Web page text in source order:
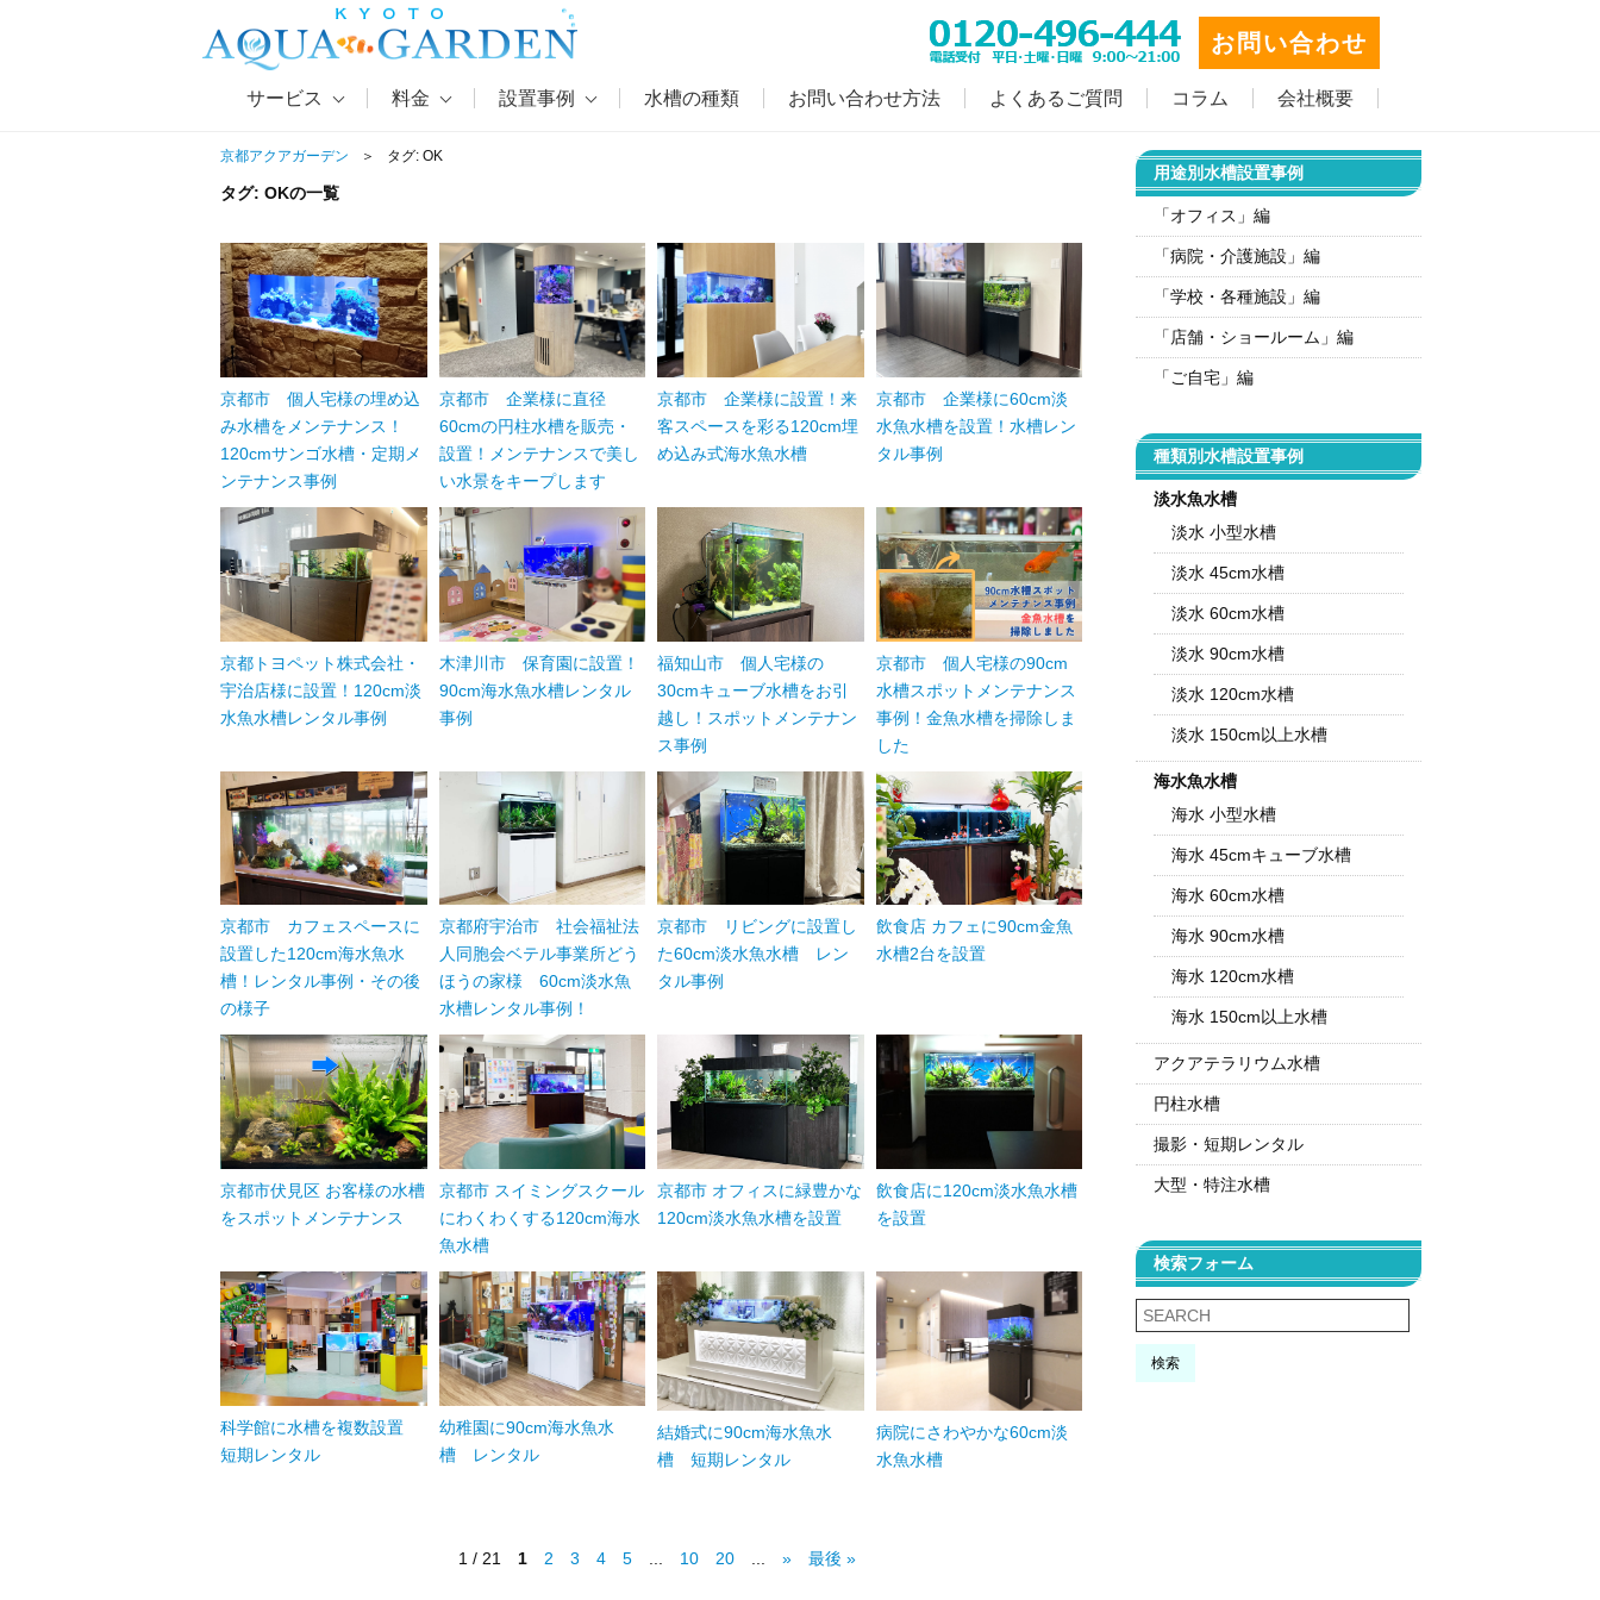
お問い合わせ
サービス 料金 設置事例 水槽の種類 お問い合わせ方法 よくあるご質問 コラム 会社概要
京都アクアガーデン タグ: OK
タグ: OKの一覧
京都市 個人宅様の埋め込
み水槽をメンテナンス！
120cmサンゴ水槽・定期メ
ンテナンス事例
京都市 企業様に直径
60cmの円柱水槽を販売・
設置！メンテナンスで美し
い水景をキープします
京都市 企業様に設置！来
客スペースを彩る120cm埋
め込み式海水魚水槽
京都市 企業様に60cm淡
水魚水槽を設置！水槽レン
タル事例
京都トヨペット株式会社・
宇治店様に設置！120cm淡
水魚水槽レンタル事例
木津川市 保育園に設置！
90cm海水魚水槽レンタル
事例
福知山市 個人宅様の
30cmキューブ水槽をお引
越し！スポットメンテナン
ス事例
京都市 個人宅様の90cm
水槽スポットメンテナンス
事例！金魚水槽を掃除しま
した
京都市 カフェスペースに
設置した120cm海水魚水
槽！レンタル事例・その後
の様子
京都府宇治市 社会福祉法
人同胞会ベテル事業所どう
ほうの家様 60cm淡水魚
水槽レンタル事例！
京都市 リビングに設置し
た60cm淡水魚水槽 レン
タル事例
飲食店 カフェに90cm金魚
水槽2台を設置
京都市伏見区 お客様の水槽
をスポットメンテナンス
京都市 スイミングスクール
にわくわくする120cm海水
魚水槽
京都市 オフィスに緑豊かな
120cm淡水魚水槽を設置
飲食店に120cm淡水魚水槽
を設置
科学館に水槽を複数設置
短期レンタル
幼稚園に90cm海水魚水
槽 レンタル
結婚式に90cm海水魚水
槽 短期レンタル
病院にさわやかな60cm淡
水魚水槽
1 / 21 1 2 3 4 5 ... 10 20 ... » 最後 »
用途別水槽設置事例
「オフィス」編
「病院・介護施設」編
「学校・各種施設」編
「店舗・ショールーム」編
「ご自宅」編
種類別水槽設置事例
淡水魚水槽
淡水 小型水槽
淡水 45cm水槽
淡水 60cm水槽
淡水 90cm水槽
淡水 120cm水槽
淡水 150cm以上水槽
海水魚水槽
海水 小型水槽
海水 45cmキューブ水槽
海水 60cm水槽
海水 90cm水槽
海水 120cm水槽
海水 150cm以上水槽
アクアテラリウム水槽
円柱水槽
撮影・短期レンタル
大型・特注水槽
検索フォーム
検索